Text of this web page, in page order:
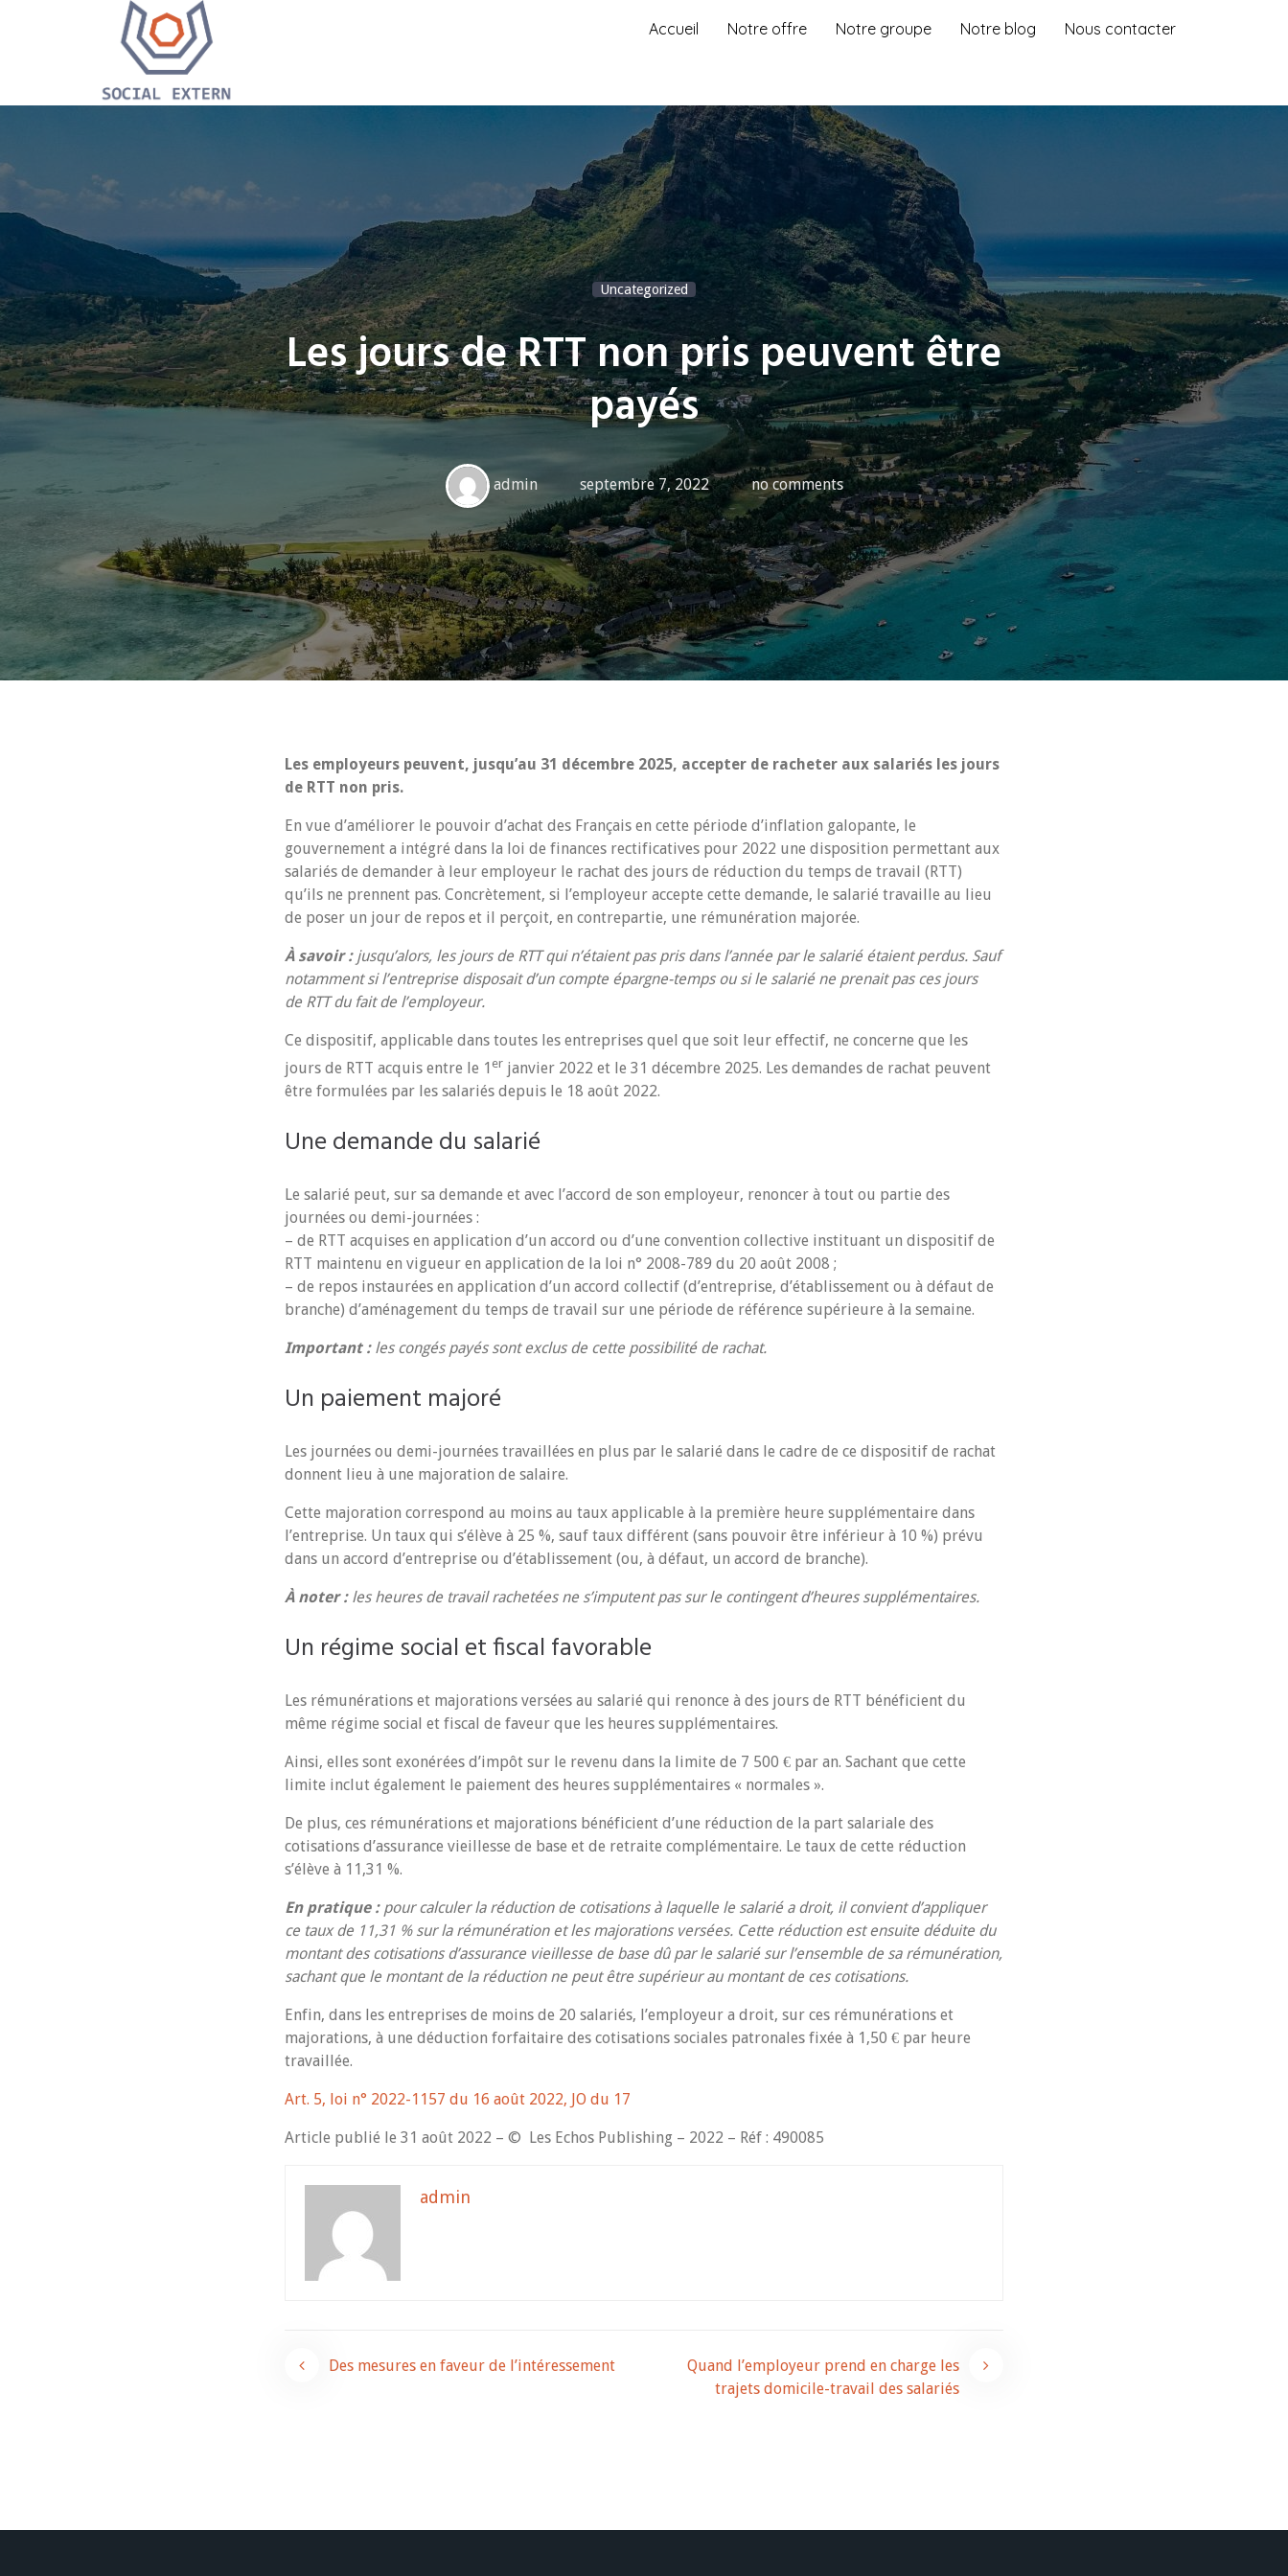
Accueil Notre offre Notre groupe Notre blog Nous contacter
Uncategorized
Les jours de RTT non pris peuvent être
payés
admin septembre 7, 2022 no comments
Les employeurs peuvent, jusqu’au 31 décembre 2025, accepter de racheter aux salariés les jours
de RTT non pris.
En vue d’améliorer le pouvoir d’achat des Français en cette période d’inflation galopante, le
gouvernement a intégré dans la loi de finances rectificatives pour 2022 une disposition permettant aux
salariés de demander à leur employeur le rachat des jours de réduction du temps de travail (RTT)
qu’ils ne prennent pas. Concrètement, si l’employeur accepte cette demande, le salarié travaille au lieu
de poser un jour de repos et il perçoit, en contrepartie, une rémunération majorée.
À savoir :jusqu’alors, les jours de RTT qui n’étaient pas pris dans l’année par le salarié étaient perdus. Sauf
notamment si l’entreprise disposait d’un compte épargne-temps ou si le salarié ne prenait pas ces jours
de RTT du fait de l’employeur.
Ce dispositif, applicable dans toutes les entreprises quel que soit leur effectif, ne concerne que les
jours de RTT acquis entre le 1 er janvier 2022 et le 31 décembre 2025. Les demandes de rachat peuvent
être formulées par les salariés depuis le 18 août 2022.
Une demande du salarié
Le salarié peut, sur sa demande et avec l’accord de son employeur, renoncer à tout ou partie des
journées ou demi-journées :
– de RTT acquises en application d’un accord ou d’une convention collective instituant un dispositif de
RTT maintenu en vigueur en application de la loi n° 2008-789 du 20 août 2008 ;
– de repos instaurées en application d’un accord collectif (d’entreprise, d’établissement ou à défaut de
branche) d’aménagement du temps de travail sur une période de référence supérieure à la semaine.
Important :les congés payés sont exclus de cette possibilité de rachat.
Un paiement majoré
Les journées ou demi-journées travaillées en plus par le salarié dans le cadre de ce dispositif de rachat
donnent lieu à une majoration de salaire.
Cette majoration correspond au moins au taux applicable à la première heure supplémentaire dans
l’entreprise. Un taux qui s’élève à 25 %, sauf taux différent (sans pouvoir être inférieur à 10 %) prévu
dans un accord d’entreprise ou d’établissement (ou, à défaut, un accord de branche).
À noter :les heures de travail rachetées ne s’imputent pas sur le contingent d’heures supplémentaires.
Un régime social et fiscal favorable
Les rémunérations et majorations versées au salarié qui renonce à des jours de RTT bénéficient du
même régime social et fiscal de faveur que les heures supplémentaires.
Ainsi, elles sont exonérées d’impôt sur le revenu dans la limite de 7 500 € par an. Sachant que cette
limite inclut également le paiement des heures supplémentaires « normales ».
De plus, ces rémunérations et majorations bénéficient d’une réduction de la part salariale des
cotisations d’assurance vieillesse de base et de retraite complémentaire. Le taux de cette réduction
s’élève à 11,31 %.
En pratique :pour calculer la réduction de cotisations à laquelle le salarié a droit, il convient d’appliquer
ce taux de 11,31 % sur la rémunération et les majorations versées. Cette réduction est ensuite déduite du
montant des cotisations d’assurance vieillesse de base dû par le salarié sur l’ensemble de sa rémunération,
sachant que le montant de la réduction ne peut être supérieur au montant de ces cotisations.
Enfin, dans les entreprises de moins de 20 salariés, l’employeur a droit, sur ces rémunérations et
majorations, à une déduction forfaitaire des cotisations sociales patronales fixée à 1,50 € par heure
travaillée.
Art. 5, loi n° 2022-1157 du 16 août 2022, JO du 17
Article publié le 31 août 2022 – © Les Echos Publishing – 2022 – Réf : 490085
admin
Navigation
Des mesures en faveur de l’intéressement
Quand l’employeur prend en charge les
trajets domicile-travail des salariés